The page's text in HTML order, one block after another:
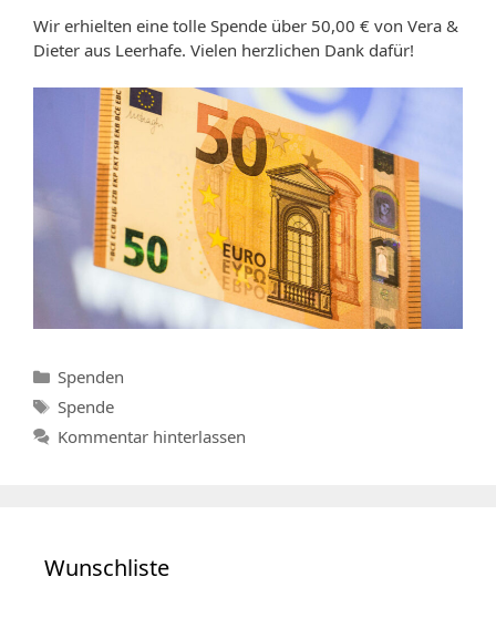
Wir erhielten eine tolle Spende über 50,00 € von Vera &
Dieter aus Leerhafe. Vielen herzlichen Dank dafür!
Kategorien
Spenden
Schlagwörter
Spende
Kommentar hinterlassen
Wunschliste